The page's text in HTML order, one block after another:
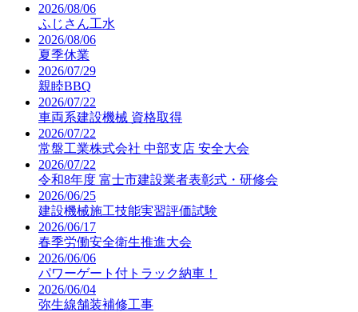
2026/08/06
ふじさん工水
2026/08/06
夏季休業
2026/07/29
親睦BBQ
2026/07/22
車両系建設機械 資格取得
2026/07/22
常盤工業株式会社 中部支店 安全大会
2026/07/22
令和8年度 富士市建設業者表彰式・研修会
2026/06/25
建設機械施工技能実習評価試験
2026/06/17
春季労働安全衛生推進大会
2026/06/06
パワーゲート付トラック納車！
2026/06/04
弥生線舗装補修工事